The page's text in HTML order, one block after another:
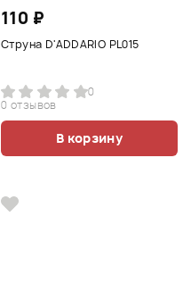
110 ₽
Струна D'ADDARIO PL015
0
0 отзывов
В корзину